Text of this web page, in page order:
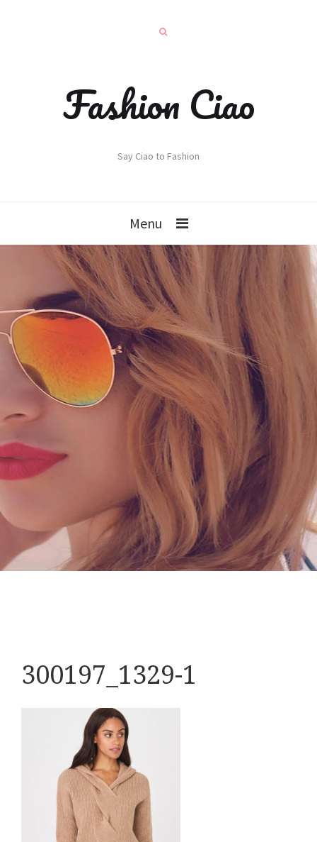
Fashion Ciao
Say Ciao to Fashion
Menu
300197_1329-1